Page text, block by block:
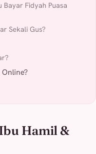
Bayar Fidyah Puasa
Sekali Gus?
Online?
Hamil &